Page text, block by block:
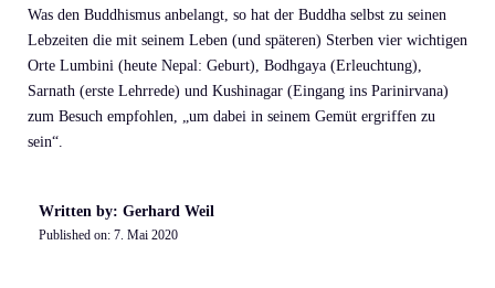
Was den Buddhismus anbelangt, so hat der Buddha selbst zu seinen
Lebzeiten die mit seinem Leben (und späteren) Sterben vier wichtigen
Orte Lumbini (heute Nepal: Geburt), Bodhgaya (Erleuchtung),
Sarnath (erste Lehrrede) und Kushinagar (Eingang ins Parinirvana)
zum Besuch empfohlen, „um dabei in seinem Gemüt ergriffen zu
sein“.
Written by: Gerhard Weil
Published on: 7. Mai 2020